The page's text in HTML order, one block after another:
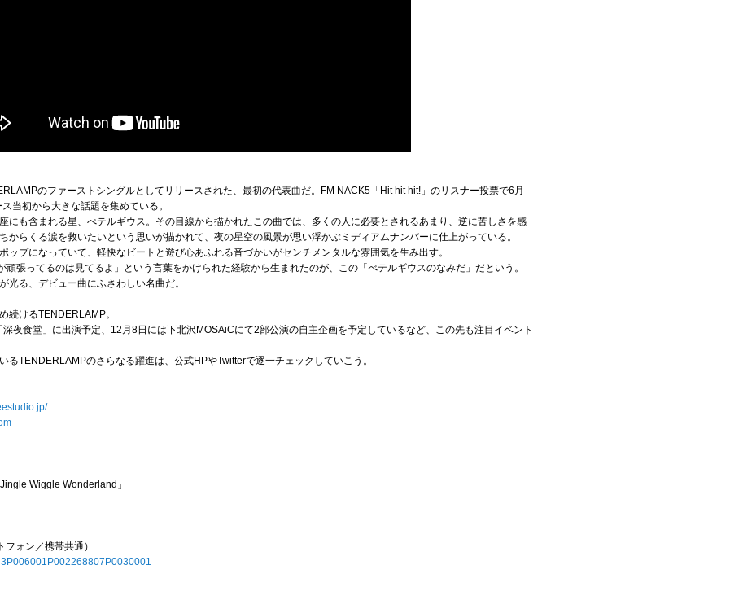
のファーストシングルとしてリリースされた、最初の代表曲だ。FM NACK5「Hit hit hit!」のリスナー投票で6月
当初から大きな話題を集めている。
にも含まれる星、べテルギウス。その目線から描かれたこの曲では、多くの人に必要とされるあまり、逆に苦しさを感
からくる涙を救いたいという思いが描かれて、夜の星空の風景が思い浮かぶミディアムナンバーに仕上がっている。
ップになっていて、軽快なビートと遊び心あふれる音づかいがセンチメンタルな雰囲気を生み出す。
張ってるのは見てるよ」という言葉をかけられた経験から生まれたのが、この「べテルギウスのなみだ」だという。
光る、デビュー曲にふさわしい名曲だ。
続けるTENDERLAMP。
夜食堂」に出演予定、12月8日には下北沢MOSAiCにて2部公演の自主企画を予定しているなど、この先も注目イベント
るTENDERLAMPのさらなる躍進は、公式HPやTwitterで逐一チェックしていこう。
Wiggle Wonderland」
ォン／携帯共通）